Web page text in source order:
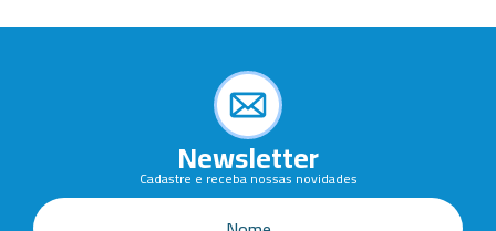
Newsletter
Cadastre e receba nossas novidades